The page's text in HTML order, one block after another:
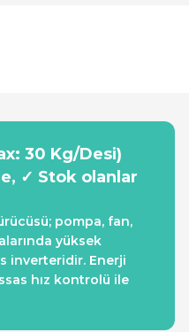
30 Kg/Desi)
✓ Stok olanlar
pompa, fan,
yüksek
inverteridir. Enerji
hız kontrolü ile